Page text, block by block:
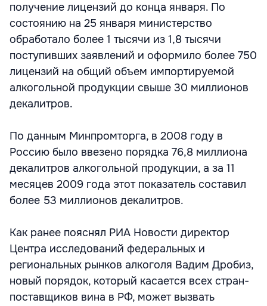
получение лицензий до конца января. По
состоянию на 25 января министерство
обработало более 1 тысячи из 1,8 тысячи
поступивших заявлений и оформило более 750
лицензий на общий объем импортируемой
алкогольной продукции свыше 30 миллионов
декалитров.
По данным Минпромторга, в 2008 году в
Россию было ввезено порядка 76,8 миллиона
декалитров алкогольной продукции, а за 11
месяцев 2009 года этот показатель составил
более 53 миллионов декалитров.
Как ранее пояснял РИА Новости директор
Центра исследований федеральных и
региональных рынков алкоголя Вадим Дробиз,
новый порядок, который касается всех стран-
поставщиков вина в РФ, может вызвать